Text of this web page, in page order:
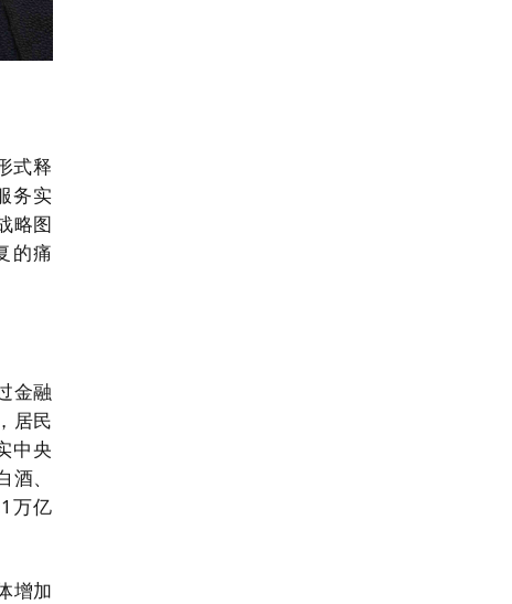
式释
务实
略图
的痛
金融
居民
中央
、
万亿
增加